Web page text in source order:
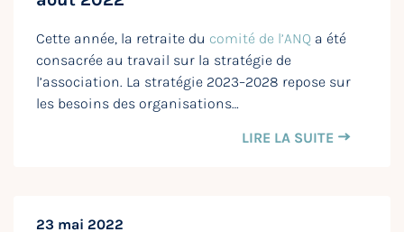
Cette année, la retraite du comité de l’ANQ a été
consacrée au travail sur la stratégie de
l’association. La stratégie 2023–2028 repose sur
les besoins des organisations…
LIRE LA SUITE
23 mai 2022